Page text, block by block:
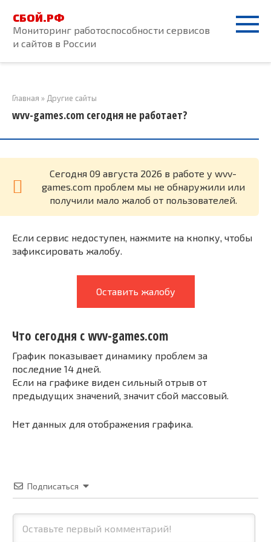
контенту
СБОЙ.РФ
Мониторинг работоспособности сервисов
и сайтов в России
Главная » Другие сайты
wvv-games.com сегодня не работает?
Cегодня 09 августа 2026 в работе у wvv-
games.com проблем мы не обнаружили или
получили мало жалоб от пользователей.
Если сервис недоступен, нажмите на кнопку, чтобы
зафиксировать жалобу.
Оставить жалобу
Что сегодня с wvv-games.com
График показывает динамику проблем за
последние 14 дней.
Если на графике виден сильный отрыв от
предыдущих значений, значит сбой массовый.
Нет данных для отображения графика.
Подписаться